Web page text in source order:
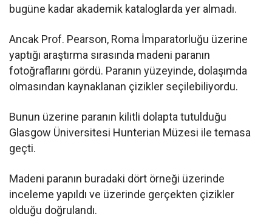
bugüne kadar akademik kataloglarda yer almadı.
Ancak Prof. Pearson, Roma İmparatorluğu üzerine
yaptığı araştırma sırasında madeni paranın
fotoğraflarını gördü. Paranın yüzeyinde, dolaşımda
olmasından kaynaklanan çizikler seçilebiliyordu.
Bunun üzerine paranın kilitli dolapta tutulduğu
Glasgow Üniversitesi Hunterian Müzesi ile temasa
geçti.
Madeni paranın buradaki dört örneği üzerinde
inceleme yapıldı ve üzerinde gerçekten çizikler
olduğu doğrulandı.